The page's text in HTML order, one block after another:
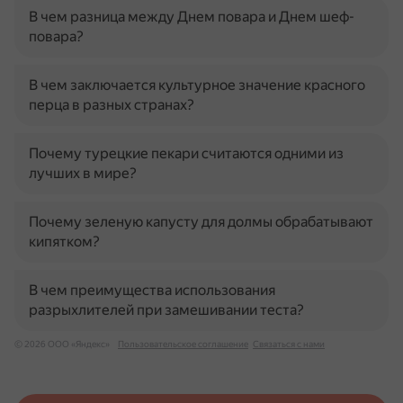
В чем разница между Днем повара и Днем шеф-
повара?
В чем заключается культурное значение красного
перца в разных странах?
Почему турецкие пекари считаются одними из
лучших в мире?
Почему зеленую капусту для долмы обрабатывают
кипятком?
В чем преимущества использования
разрыхлителей при замешивании теста?
© 2026 ООО «Яндекс» Пользовательское соглашение Связаться с нами